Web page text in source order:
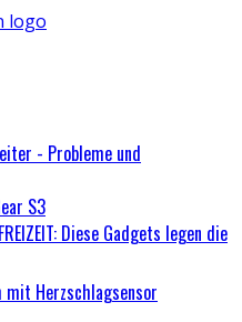
- Probleme und
S3
FREIZEIT: Diese Gadgets legen die
mit Herzschlagsensor